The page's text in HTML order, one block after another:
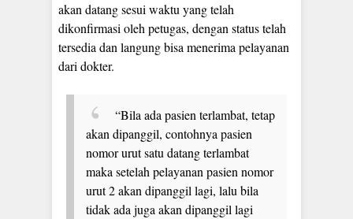
akan datang sesui waktu yang telah
dikonfirmasi oleh petugas, dengan status telah
tersedia dan langung bisa menerima pelayanan
dari dokter.
“Bila ada pasien terlambat, tetap
akan dipanggil, contohnya pasien
nomor urut satu datang terlambat
maka setelah pelayanan pasien nomor
urut 2 akan dipanggil lagi, lalu bila
tidak ada juga akan dipanggil lagi